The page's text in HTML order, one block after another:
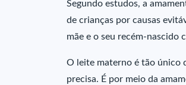
Segundo estudos, a
de crianças por causas
mãe e o seu recém-nascido
O leite materno é tão único
precisa. É por meio da